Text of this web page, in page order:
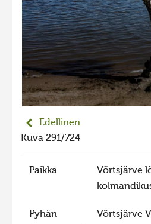
Hiite kuvavõistlus 2021
Liikkuvat kuvat 2021
Hiite kuvavõistlus 2020
Liikkuvat kuvat 2020
Hiite kuvavõistlus 2019
Hiite kuvavõistlus 2015
Hiite kuvavõistlus 2013
Edellinen
Kuva 291/724
Paikka
Võrtsjärve
Pyhän
Võrtsjärve